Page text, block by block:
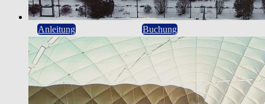
Anleitung Buchung